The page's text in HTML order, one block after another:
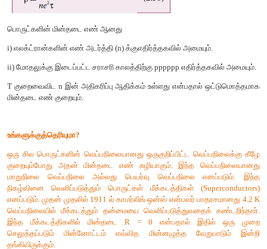
குறைக்கடத்தியானது வெப்ப தடையகம் (Thermistor) எனப்படும்.
அட்டவணை 2.3 ல் பல்வேறு பொருட்களின் மின்தடை
மதிப்புகள் தரப்பட்டுள்ளன.